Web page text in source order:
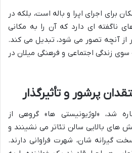
برای اجرای اپرا و باله است، بلکه در
ناگفته ای دارد که آن را به مکانی
از آنچه تصور می شود، تبدیل می کند.
زندگی اجتماعی و فرهنگی میلان در
پرشور و تأثیرگذار
شد، «لوژیونیستی ها» گروهی از
های بالایی سالن تئاتر می نشینند و
گیرانه شان، شهرت فراوانی دارند.